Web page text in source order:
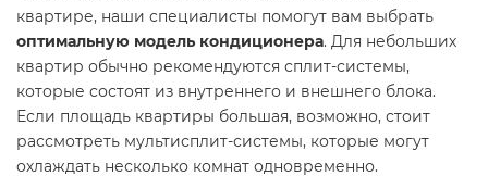
квартире, наши специалисты помогут вам выбрать
оптимальную модель кондиционера. Для небольших
квартир обычно рекомендуются сплит-системы,
которые состоят из внутреннего и внешнего блока.
Если площадь квартиры большая, возможно, стоит
рассмотреть мультисплит-системы, которые могут
охлаждать несколько комнат одновременно.